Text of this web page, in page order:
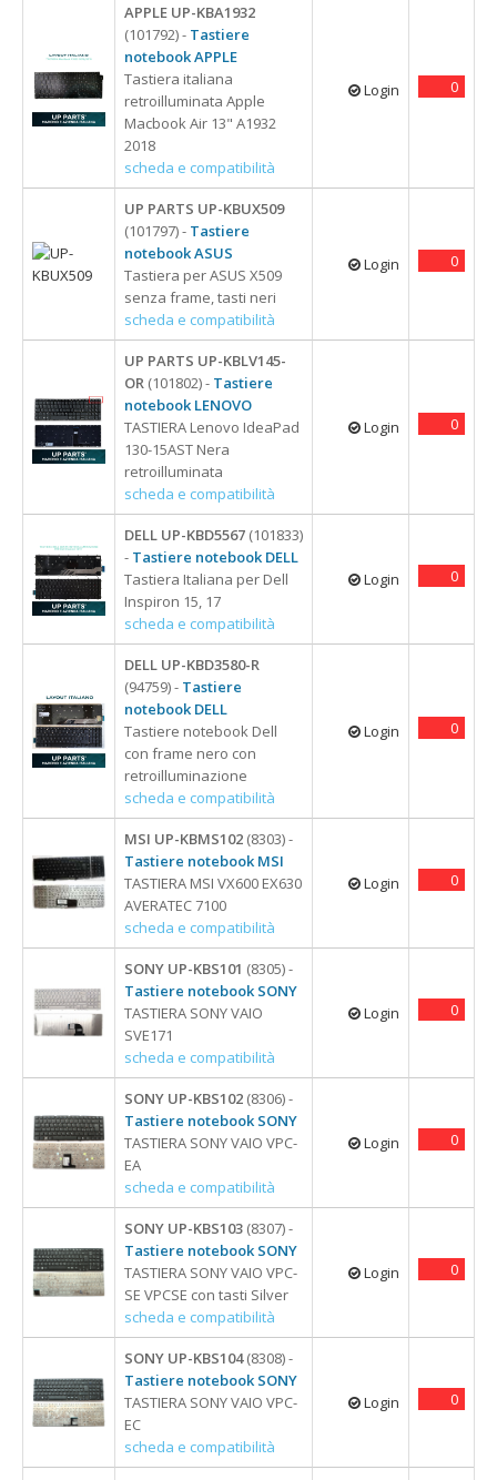
APPLE UP-KBA1932
(101792) - Tastiere
notebook APPLE
Tastiera italiana
retroilluminata Apple
Macbook Air 13" A1932
2018
scheda e compatibilità
Login 0
UP PARTS UP-KBUX509
(101797) - Tastiere
notebook ASUS
Tastiera per ASUS X509
senza frame, tasti neri
scheda e compatibilità
Login 0
UP PARTS UP-KBLV145-
OR (101802) - Tastiere
notebook LENOVO
TASTIERA Lenovo IdeaPad
130-15AST Nera
retroilluminata
scheda e compatibilità
Login 0
DELL UP-KBD5567 (101833)
- Tastiere notebook DELL
Tastiera Italiana per Dell
Inspiron 15, 17
scheda e compatibilità
Login 0
DELL UP-KBD3580-R
(94759) - Tastiere
notebook DELL
Tastiere notebook Dell
con frame nero con
retroilluminazione
scheda e compatibilità
Login 0
MSI UP-KBMS102 (8303) -
Tastiere notebook MSI
TASTIERA MSI VX600 EX630
AVERATEC 7100
scheda e compatibilità
Login 0
SONY UP-KBS101 (8305) -
Tastiere notebook SONY
TASTIERA SONY VAIO
SVE171
scheda e compatibilità
Login 0
SONY UP-KBS102 (8306) -
Tastiere notebook SONY
TASTIERA SONY VAIO VPC-
EA
scheda e compatibilità
Login 0
SONY UP-KBS103 (8307) -
Tastiere notebook SONY
TASTIERA SONY VAIO VPC-
SE VPCSE con tasti Silver
scheda e compatibilità
Login 0
SONY UP-KBS104(8308) -
Tastiere notebook SONY
TASTIERA SONY VAIO VPC-
EC
scheda e compatibilità
Login 0